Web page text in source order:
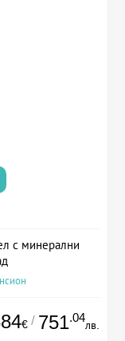
с минерални
€ / 751.04
лв.